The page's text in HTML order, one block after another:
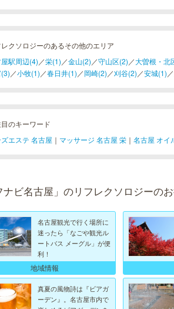
レクソロジーのあるその他のエリア
駅周辺(4) ／栄(1) ／金山(2) ／守山区(2) ／大曽根・北
／小牧(1) ／春日井(1) ／岡崎(2) ／刈谷(2) ／安城(1) ／
のキーワード
ズエステ 名古屋 ｜ マッサージ 名古屋 栄 ｜ 名古屋 オイ
ナビ名古屋」のリフレクソロジーの
名古屋観光で行く場所に
迷ったら「なごや観光ル
ートバス メーグル」が便
利！
地域情報
真夏の風物詩は『ビアガ
ーデン』。名古屋市内で